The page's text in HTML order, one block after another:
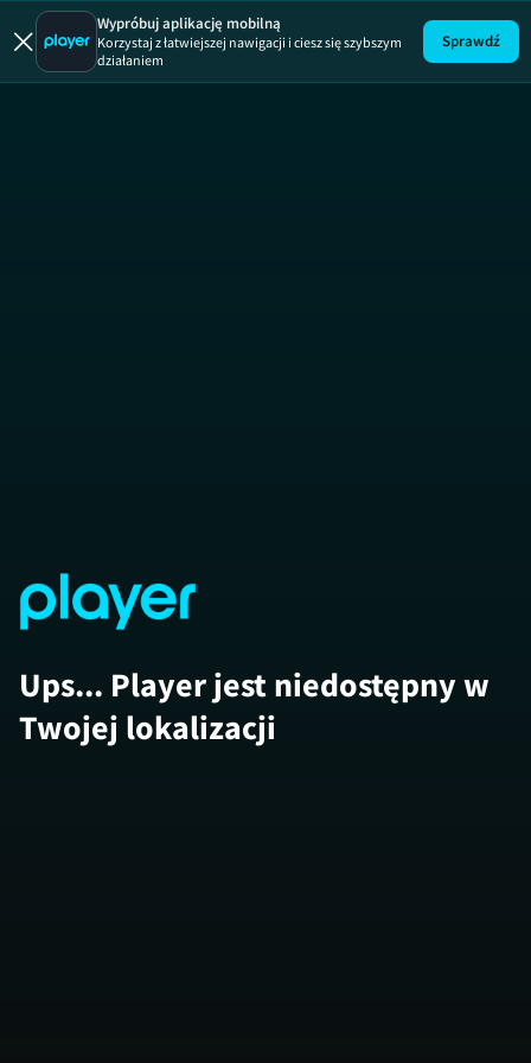
Wypróbuj aplikację mobilną
Korzystaj z łatwiejszej nawigacji i ciesz się szybszym
działaniem
Sprawdź
Ups... Player jest niedostępny w
Twojej lokalizacji